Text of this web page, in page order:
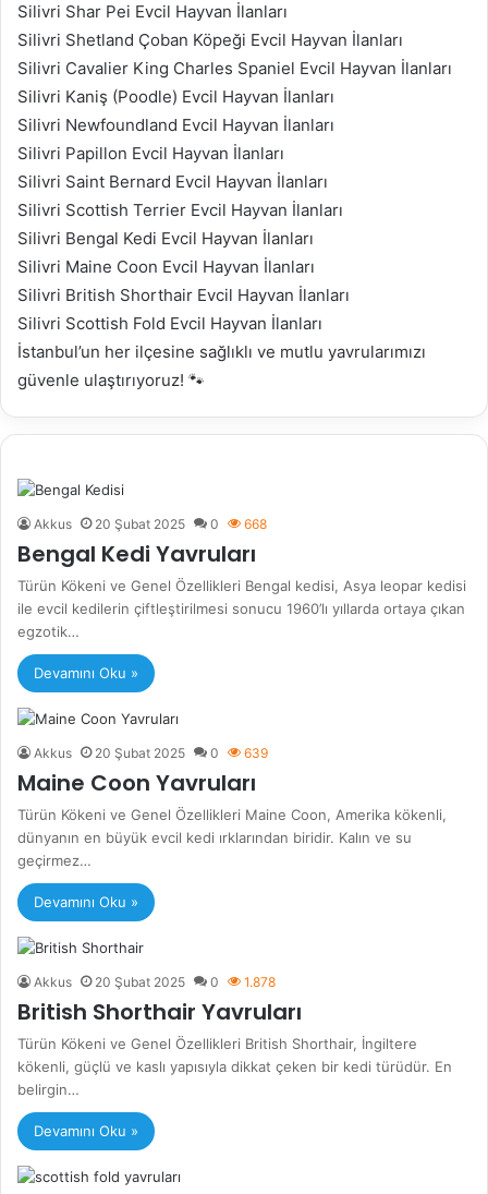
Silivri Shar Pei Evcil Hayvan İlanları
Silivri Shetland Çoban Köpeği Evcil Hayvan İlanları
Silivri Cavalier King Charles Spaniel Evcil Hayvan İlanları
Silivri Kaniş (Poodle) Evcil Hayvan İlanları
Silivri Newfoundland Evcil Hayvan İlanları
Silivri Papillon Evcil Hayvan İlanları
Silivri Saint Bernard Evcil Hayvan İlanları
Silivri Scottish Terrier Evcil Hayvan İlanları
Silivri Bengal Kedi Evcil Hayvan İlanları
Silivri Maine Coon Evcil Hayvan İlanları
Silivri British Shorthair Evcil Hayvan İlanları
Silivri Scottish Fold Evcil Hayvan İlanları
İstanbul’un her ilçesine sağlıklı ve mutlu yavrularımızı
güvenle ulaştırıyoruz! 🐾
Akkus 20 Şubat 2025 0 668
Bengal Kedi Yavruları
Türün Kökeni ve Genel Özellikleri Bengal kedisi, Asya leopar kedisi
ile evcil kedilerin çiftleştirilmesi sonucu 1960’lı yıllarda ortaya çıkan
egzotik…
Devamını Oku »
Akkus 20 Şubat 2025 0 639
Maine Coon Yavruları
Türün Kökeni ve Genel Özellikleri Maine Coon, Amerika kökenli,
dünyanın en büyük evcil kedi ırklarından biridir. Kalın ve su
geçirmez…
Devamını Oku »
Akkus 20 Şubat 2025 0 1.878
British Shorthair Yavruları
Türün Kökeni ve Genel Özellikleri British Shorthair, İngiltere
kökenli, güçlü ve kaslı yapısıyla dikkat çeken bir kedi türüdür. En
belirgin…
Devamını Oku »